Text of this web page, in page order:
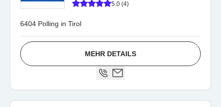
5.0 (4)
6404 Polling in Tirol
MEHR DETAILS